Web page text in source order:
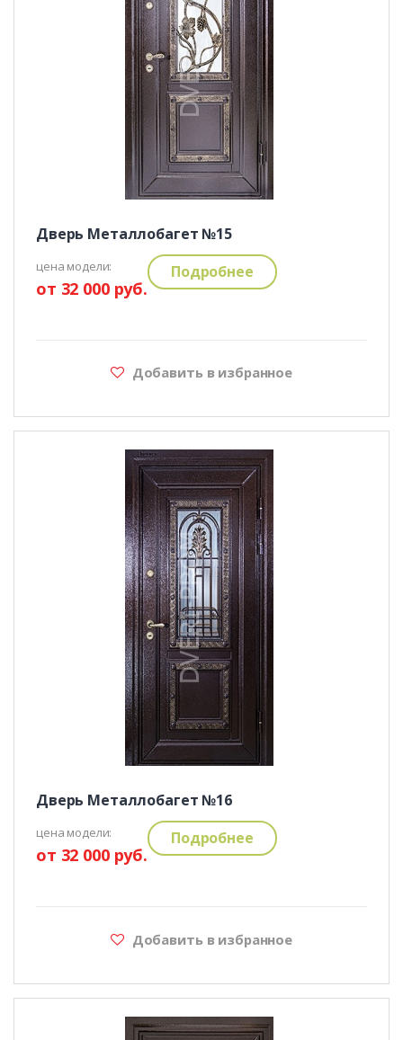
Дверь Металлобагет №15
цена модели:
от 32 000 руб.
Подробнее
Добавить в избранное
Дверь Металлобагет №16
цена модели:
от 32 000 руб.
Подробнее
Добавить в избранное